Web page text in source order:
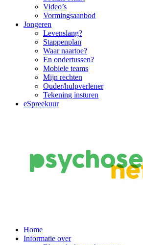
Video’s
Vormingsaanbod
Jongeren
Levenslang?
Stappenplan
Waar naartoe?
En ondertussen?
Mobiele teams
Mijn rechten
Ouder/hulpverlener
Tekening insturen
eSpreekuur
MainHome
Informatie over